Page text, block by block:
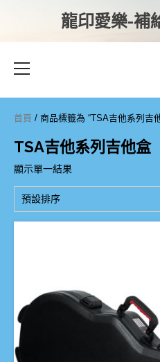
龍印愛樂-補
首頁 / 商品標籤為 “TSA吉他系列吉
TSA吉他系列吉他盒
顯示單一結果